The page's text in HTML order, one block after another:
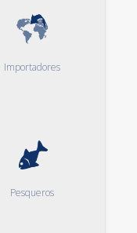
Importadores
Pesqueros